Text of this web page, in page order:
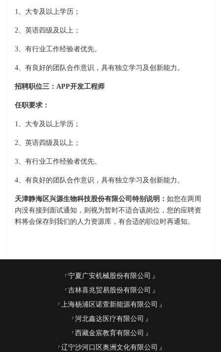
1、大专及以上学历；
2、英语四级及以上；
3、有行业工作经验者优先。
4、有良好的团队合作意识，具有独立学习及创新能力。
招聘职位三：APP开发工程师
任职要求：
1、大专及以上学历；
2、英语四级及以上；
3、有行业工作经验者优先。
4、有良好的团队合作意识，具有独立学习及创新能力。
天津静海区兴源生物科技股份有限公司特别说明： 如您在两周
内没有接到面试通知，则视为暂时不适合该岗位，您的应聘资
料将会保存到我们的人力资源库，有合适的职位时再通知。
宁夏广安机械股份有限公司
吉林喜兆贸易股份有限公司
上海杨浦区诺萱新能源有限公司
河北鑫达医疗有限公司
西藏金宸教育有限公司
辽宁沙河口区奥洲文化有限公司